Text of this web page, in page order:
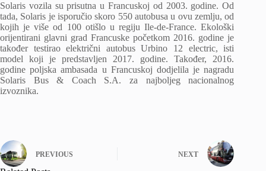
Solaris vozila su prisutna u Francuskoj od 2003. godine. Od
tada, Solaris je isporučio skoro 550 autobusa u ovu zemlju, od
kojih je više od 100 otišlo u regiju Ile-de-France. Ekološki
orijentirani glavni grad Francuske početkom 2016. godine je
također testirao električni autobus Urbino 12 electric, isti
model koji je predstavljen 2017. godine. Također, 2016.
godine poljska ambasada u Francuskoj dodjelila je nagradu
Solaris Bus & Coach S.A. za najboljeg nacionalnog
izvoznika.
PREVIOUS NEXT